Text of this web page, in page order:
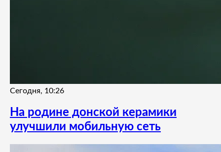
Сегодня, 10:26
На родине донской керамики
улучшили мобильную сеть